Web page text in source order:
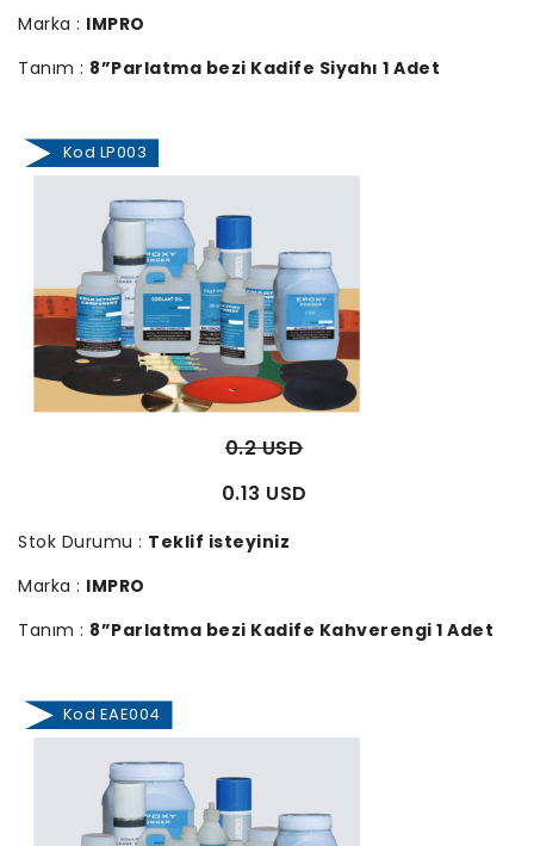
Marka : IMPRO
Tanım : 8”Parlatma bezi Kadife Siyahı 1 Adet
Kod LP003
0.2 USD
0.13 USD
Stok Durumu : Teklif isteyiniz
Marka : IMPRO
Tanım : 8”Parlatma bezi Kadife Kahverengi 1 Adet
Kod EAE004